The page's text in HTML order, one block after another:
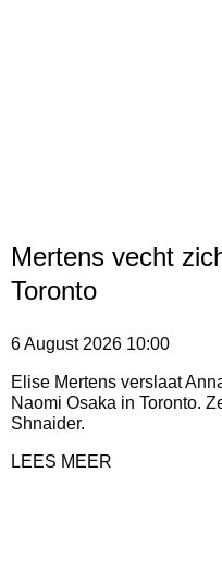
Mertens vecht
Toronto
6 August 2026 10:00
Elise Mertens verslaat
Naomi Osaka in Toronto.
Shnaider.
LEES MEER